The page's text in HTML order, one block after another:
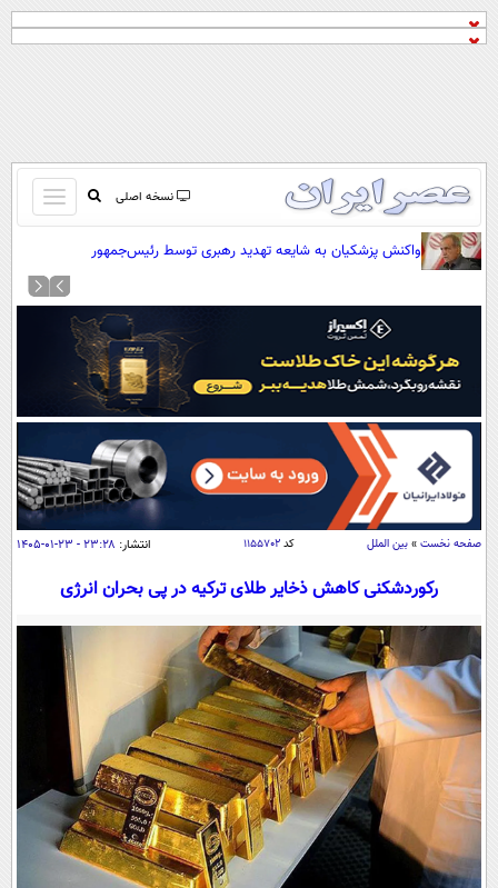
نسخه اصلی
باز
و
کردن
صفحه اول
آرشیو
نظرسنجی
آب و هوا
اوقات شرعی
سواد زندگی
اقتصاد
اقتصادی
جامعه
حوادث
سلامت
یک برش دانایی
محیط زیست
سفر و تفریح
بین الملل
سیاست خارجی
فرهنگ و هنر
علم و دانش
فناوری و It
علمی
اخبار کریپتو
قرآن
گوناگون
سرگرمی
فیلم
عصر ایران 2
واکنش پزشکیان به شایعه تهدید رهبری توسط رئیس‌جمهور
صفحه نخست » بین الملل کد۱۱۵۵۷۰۲ انتشار: ۲۳:۲۸ - ۲۳-۰۱-۱۴۰۵
رکوردشکنی کاهش ذخایر طلای ترکیه در پی بحران انرژی